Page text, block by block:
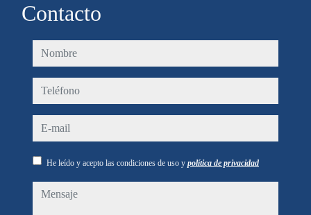
Contacto
nombre
teléfono
e-mail
He leído y acepto las condiciones de uso y política de privacidad
mensaje